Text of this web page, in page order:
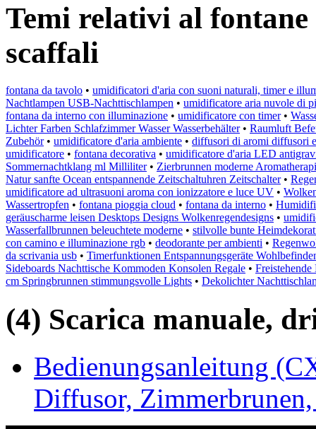
Temi relativi al
scaffali
fontana da tavolo • umidificatori d'aria con suoni naturali, timer e
Nachtlampen USB-Nachttischlampen • umidificatore aria nuvole di
fontana da interno con illuminazione • umidificatore con timer•
Lichter Farben Schlafzimmer Wasser Wasserbehälter• Raumluft
Zubehör• umidificatore d'aria ambiente • diffusori di aromi diffusori
umidificatore • fontana decorativa • umidificatore d'aria LED
Sommernachtklang ml Milliliter• Zierbrunnen moderne
Natur sanfte Ocean entspannende Zeitschaltuhren Zeitschalter•
umidificatore ad ultrasuoni aroma con ionizzatore e luce UV •
Wassertropfen • fontana pioggia cloud • fontana da interno •
geräuscharme leisen Desktops Designs Wolkenregendesigns •
Wasserfallbrunnen beleuchtete moderne • stilvolle bunte
con camino e illuminazione rgb • deodorante per ambienti •
da scrivania usb • Timerfunktionen Entspannungsgeräte
Sideboards Nachttische Kommoden Konsolen Regale •
cm Springbrunnen stimmungsvolle Lights • Dekolichter
(4) Scarica manuale,
Bedienungsanleitung
Diffusor,